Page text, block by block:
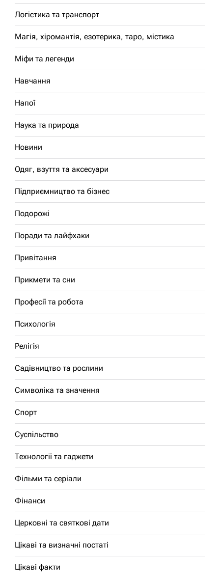
Логістика та транспорт
Магія, хіромантія, езотерика, таро, містика
Міфи та легенди
Навчання
Напої
Наука та природа
Новини
Одяг, взуття та аксесуари
Підприємництво та бізнес
Подорожі
Поради та лайфхаки
Привітання
Прикмети та сни
Професії та робота
Психологія
Релігія
Садівництво та рослини
Символіка та значення
Спорт
Суспільство
Технології та гаджети
Фільми та серіали
Фінанси
Церковні та святкові дати
Цікаві та визначні постаті
Цікаві факти